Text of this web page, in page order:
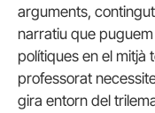
arguments,
narratiu que
polítiques en el mitjà
professorat
gira entorn del